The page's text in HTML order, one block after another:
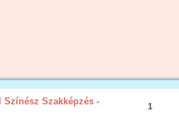
Szakképzés -
1